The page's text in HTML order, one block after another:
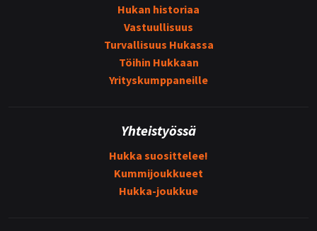
Hukan historiaa
Vastuullisuus
Turvallisuus Hukassa
Töihin Hukkaan
Yrityskumppaneille
Yhteistyössä
Hukka suosittelee!
Kummijoukkueet
Hukka-joukkue